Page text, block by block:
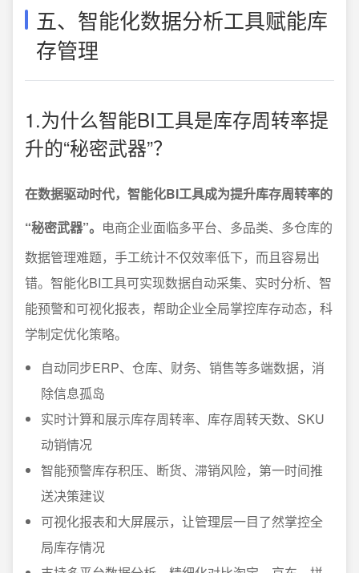
五、智能化数据分析工具赋能库
存管理
1.为什么智能BI工具是库存周转率提
升的“秘密武器”？
在数据驱动时代，智能化BI工具成为提升库存周转率的
“秘密武器”。 电商企业面临多平台、多品类、多仓库的
数据管理难题，手工统计不仅效率低下，而且容易出
错。智能化BI工具可实现数据自动采集、实时分析、智
能预警和可视化报表，帮助企业全局掌控库存动态，科
学制定优化策略。
自动同步ERP、仓库、财务、销售等多端数据，消
除信息孤岛
实时计算和展示库存周转率、库存周转天数、SKU
动销情况
智能预警库存积压、断货、滞销风险，第一时间推
送决策建议
可视化报表和大屏展示，让管理层一目了然掌控全
局库存情况